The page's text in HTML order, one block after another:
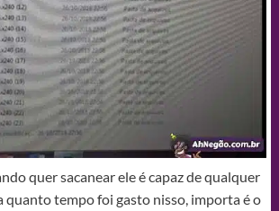
quer sacanear ele é capaz de qualquer
quanto tempo foi gasto nisso, importa é o